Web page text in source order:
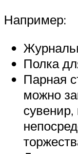
Например:
Полка
Парная
можно